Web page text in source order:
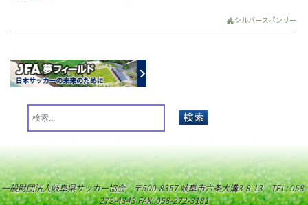
シルバースポンサー
一般財団法人岐阜県サッカー協会 〒500-8357 岐阜市六条大溝3-8-13 TEL: 058-
272-4343 FAX: 058-272-3181